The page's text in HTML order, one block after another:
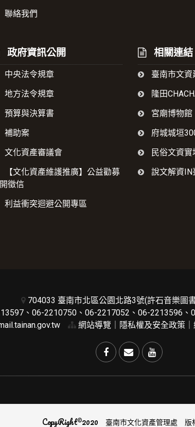
聯絡我們
政府資訊公開
中央法令規章
地方法令規章
預算與決算書
補助案
文化資產審議會
【文化資產維護推廣】公益勸募
徵信
利益衝突迴避公開專區
相關連結
臺南市文資
隆田
宮廟博物館
府城城垣
民俗文資
說文解資IN
704033 臺南市北區公園北路3號(許石音樂圖
、06-2210750、06-2217052、06-2213596
網站導覽 隱私權及安全政策
CopyRight©2020 臺南市文化資產管理處 版